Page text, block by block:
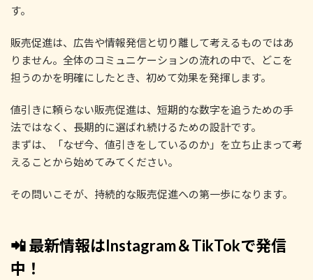
す。
販売促進は、広告や情報発信と切り離して考えるものではあ
りません。全体のコミュニケーションの流れの中で、どこを
担うのかを明確にしたとき、初めて効果を発揮します。
値引きに頼らない販売促進は、短期的な数字を追うための手
法ではなく、長期的に選ばれ続けるための設計です。
まずは、「なぜ今、値引きをしているのか」を立ち止まって考
えることから始めてみてください。
その問いこそが、持続的な販売促進への第一歩になります。
📲 最新情報はInstagram＆TikTokで発信
中！